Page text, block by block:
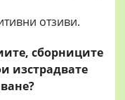
отзиви.
сборниците
изстрадвате